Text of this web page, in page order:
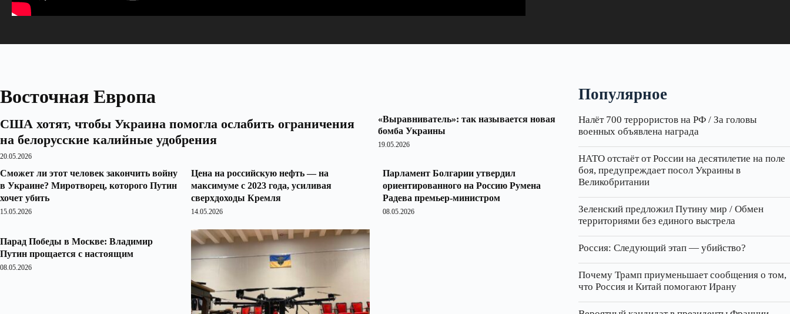
Восточная Европа
США хотят, чтобы Украина помогла ослабить ограничения
на белорусские калийные удобрения
20.05.2026
«Выравниватель»: так называется новая
бомба Украины
19.05.2026
Сможет ли этот человек закончить войну
в Украине? Миротворец, которого Путин
хочет убить
15.05.2026
Цена на российскую нефть — на
максимуме с 2023 года, усиливая
сверхдоходы Кремля
14.05.2026
Парламент Болгарии утвердил
ориентированного на Россию Румена
Радева премьер-министром
08.05.2026
Парад Победы в Москве: Владимир
Путин прощается с настоящим
08.05.2026
Популярное
Налёт 700 террористов на РФ / За головы
военных объявлена награда
НАТО отстаёт от России на десятилетие на поле
боя, предупреждает посол Украины в
Великобритании
Зеленский предложил Путину мир / Обмен
территориями без единого выстрела
Россия: Следующий этап — убийство?
Почему Трамп приуменьшает сообщения о том,
что Россия и Китай помогают Ирану